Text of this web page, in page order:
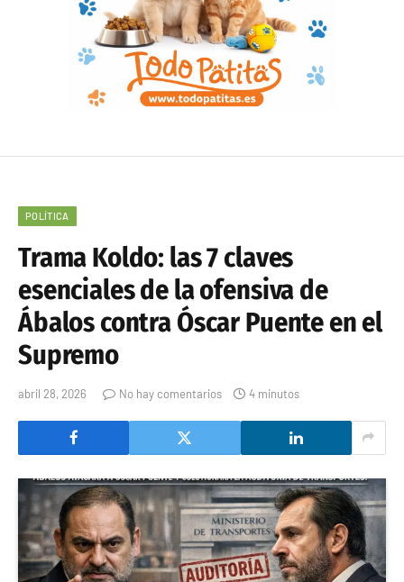
POLÍTICA
Trama Koldo: las 7 claves
esenciales de la ofensiva de
Ábalos contra Óscar Puente en el
Supremo
abril 28, 2026 No hay comentarios 4 minutos